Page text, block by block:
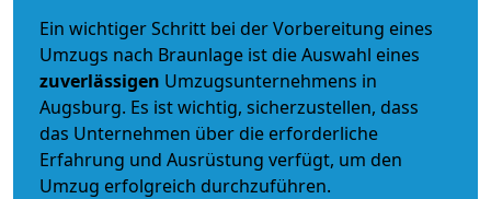
Ein wichtiger Schritt bei der Vorbereitung eines
Umzugs nach Braunlage ist die Auswahl eines
zuverlässigen Umzugsunternehmens in
Augsburg. Es ist wichtig, sicherzustellen, dass
das Unternehmen über die erforderliche
Erfahrung und Ausrüstung verfügt, um den
Umzug erfolgreich durchzuführen.